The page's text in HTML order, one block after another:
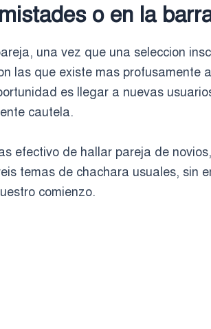
o en la
una vez que una seleccion
las que existe mas profusamente
es llegar a nuevas
cautela.
efectivo de hallar pareja de
temas de chachara usuales, sin
comienzo.